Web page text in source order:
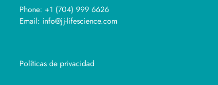
Phone: +1 (704) 999 6626
Email: info@jj-lifescience.com
Políticas de privacidad